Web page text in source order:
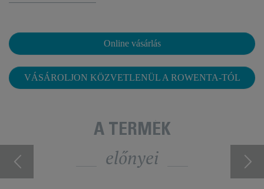
Online vásárlás
VÁSÁROLJON KÖZVETLENÜL A ROWENTA-TÓL
A TERMÉK
előnyei